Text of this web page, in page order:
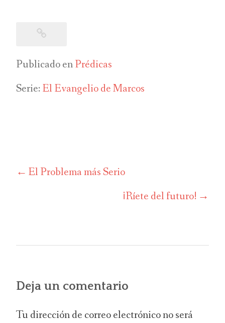
Publicado enPrédicas
Serie: El Evangelio de Marcos
Navegación
El Problema más Serio
¡Ríete del futuro!
Deja un comentario
Tu dirección de correo electrónico no será